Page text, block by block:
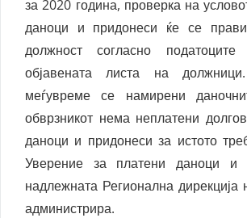
за 2020 година, проверка на
даноци и придонеси ќе се
должност согласно
објавената листа на
меѓувреме се намирени
обврзникот нема неплатени
даноци и придонеси за истото
Уверение за платени даноци и
надлежната Регионална
администрира.